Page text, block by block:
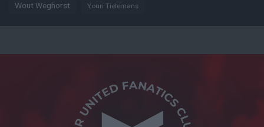
Wout Weghorst Youri Tielemans